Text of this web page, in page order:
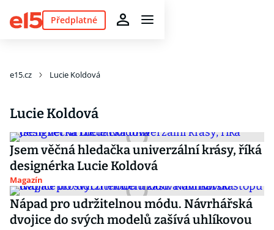
Předplatné
e15.cz Lucie Koldová
Lucie Koldová
Jsem věčná hledačka univerzální krásy, říká
designérka Lucie Koldová
Magazín
Nápad pro udržitelnou módu. Návrhářská
dvojice do svých modelů zašívá uhlíkovou